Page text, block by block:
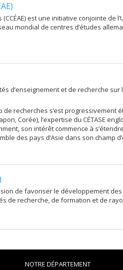
est une initiative conjointe de
mondial de centres d’études
d’enseignement et de recherche sur
de recherches s’est progressivement
Corée), l’expertise du CÉTASE
son intérêt commence à s’étendre
des pays d’Asie dans son champ
de favoriser le développement
de recherche, de formation et de
NOTRE DÉPARTEMENT